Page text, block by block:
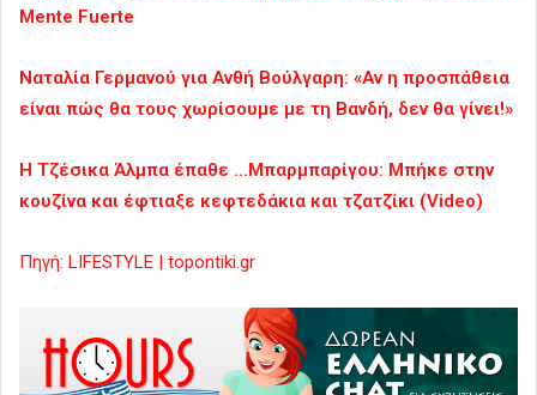
Mente Fuerte
Ναταλία Γερμανού για Ανθή Βούλγαρη: «Αν η προσπάθεια
είναι πώς θα τους χωρίσουμε με τη Βανδή, δεν θα γίνει!»
Η Τζέσικα Άλμπα έπαθε …Μπαρμπαρίγου: Μπήκε στην
κουζίνα και έφτιαξε κεφτεδάκια και τζατζίκι (Video)
Πηγή: LIFESTYLE | topontiki.gr